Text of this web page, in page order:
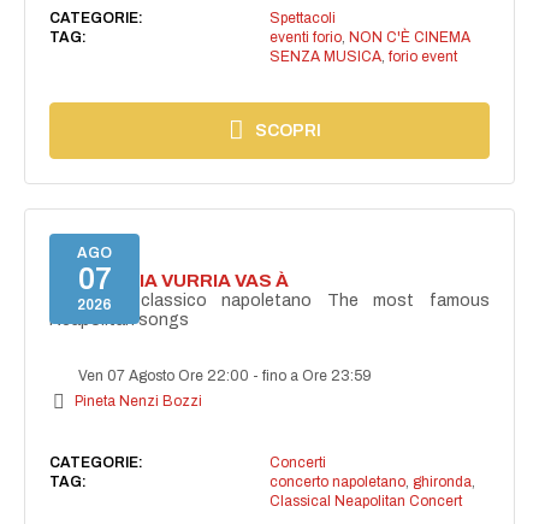
CATEGORIE:
Spettacoli
TAG:
eventi forio, NON C'È CINEMA
SENZA MUSICA, forio event
SCOPRI
AGO
07
2026
I'TE VURRIA VURRIA VAS À
Concerto classico napoletano The most famous
Neapolitan songs
Ven 07 Agosto Ore 22:00 -fino a Ore 23:59
Pineta Nenzi Bozzi
CATEGORIE:
Concerti
TAG:
concerto napoletano, ghironda,
Classical Neapolitan Concert